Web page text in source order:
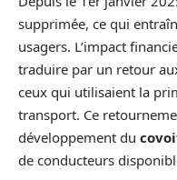
supprimée, ce qui
usagers. L’impact
traduire par un retour
ceux qui utilisaient la
transport. Ce
développement du
de conducteurs